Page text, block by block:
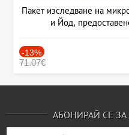
Пакет изследване на
и Йод,
-13%
71.07€
АБОНИРАЙ СЕ